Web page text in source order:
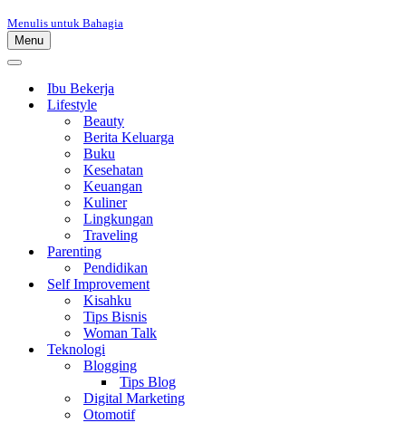
Menulis untuk Bahagia
Menu
Menu
Menu
NavigasiIbu Bekerja
Lifestyle
Beauty
Berita Keluarga
Buku
Kesehatan
Keuangan
Kuliner
Lingkungan
Traveling
Parenting
Pendidikan
Self Improvement
Kisahku
Tips Bisnis
Woman Talk
Teknologi
Blogging
Tips Blog
Digital Marketing
Otomotif